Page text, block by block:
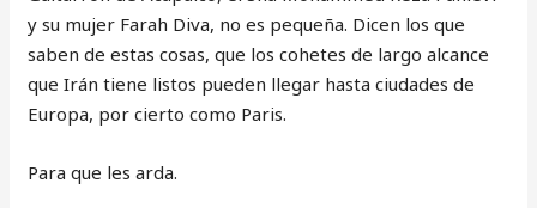
y su mujer Farah Diva, no es pequeña. Dicen los que
saben de estas cosas, que los cohetes de largo alcance
que Irán tiene listos pueden llegar hasta ciudades de
Europa, por cierto como Paris.
Para que les arda.